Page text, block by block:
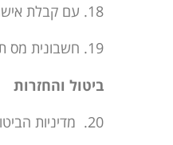
18. עם קבלת אישור חברת האשראי, תתבצע העסקה.
19. חשבונית מס תישלח במייל אל המזמין לאחר השלמת העיסקה, וגם תהא זמינה בחשבון המינוי שלו באתר.
ביטול והחזרות
20. מדיניות הביטול תהא בהתאם להוראות חוק הגנת הצרכן התשמ”א 1981, ותקנות הגנת הצרכן (ביטול עיסקה) התשע”א 2010.